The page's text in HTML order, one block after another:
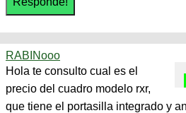
RABINooo
Hola te consulto cual es el
precio del cuadro modelo rxr,
que tiene el portasilla integrado y